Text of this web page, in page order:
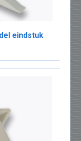
eindstuk